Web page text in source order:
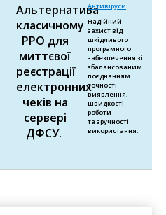
Альтернатива
класичному
РРО для
миттєвої
реєстрації
електронних
чеків на
сервері
ДФСУ.
Антивіруси
Надійний
захист від
шкідливого
програмного
забезпечення зі
збалансованим
поєднанням
точності
виявлення,
швидкості
роботи
та зручності
використання.